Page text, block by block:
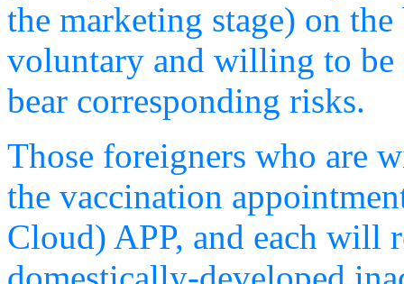
the marketing stage) on
voluntary and willing to be
bear corresponding risks.
Those foreigners who are
the vaccination
Cloud) APP, and each will